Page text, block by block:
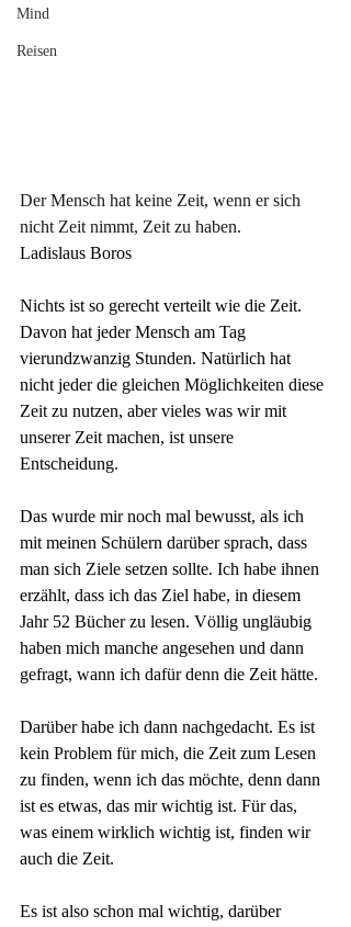
Mind
Reisen
Der Mensch hat keine Zeit, wenn er sich
nicht Zeit nimmt, Zeit zu haben.
Ladislaus Boros
Nichts ist so gerecht verteilt wie die Zeit.
Davon hat jeder Mensch am Tag
vierundzwanzig Stunden. Natürlich hat
nicht jeder die gleichen Möglichkeiten diese
Zeit zu nutzen, aber vieles was wir mit
unserer Zeit machen, ist unsere
Entscheidung.
Das wurde mir noch mal bewusst, als ich
mit meinen Schülern darüber sprach, dass
man sich Ziele setzen sollte. Ich habe ihnen
erzählt, dass ich das Ziel habe, in diesem
Jahr 52 Bücher zu lesen. Völlig ungläubig
haben mich manche angesehen und dann
gefragt, wann ich dafür denn die Zeit hätte.
Darüber habe ich dann nachgedacht. Es ist
kein Problem für mich, die Zeit zum Lesen
zu finden, wenn ich das möchte, denn dann
ist es etwas, das mir wichtig ist. Für das,
was einem wirklich wichtig ist, finden wir
auch die Zeit.
Es ist also schon mal wichtig, darüber